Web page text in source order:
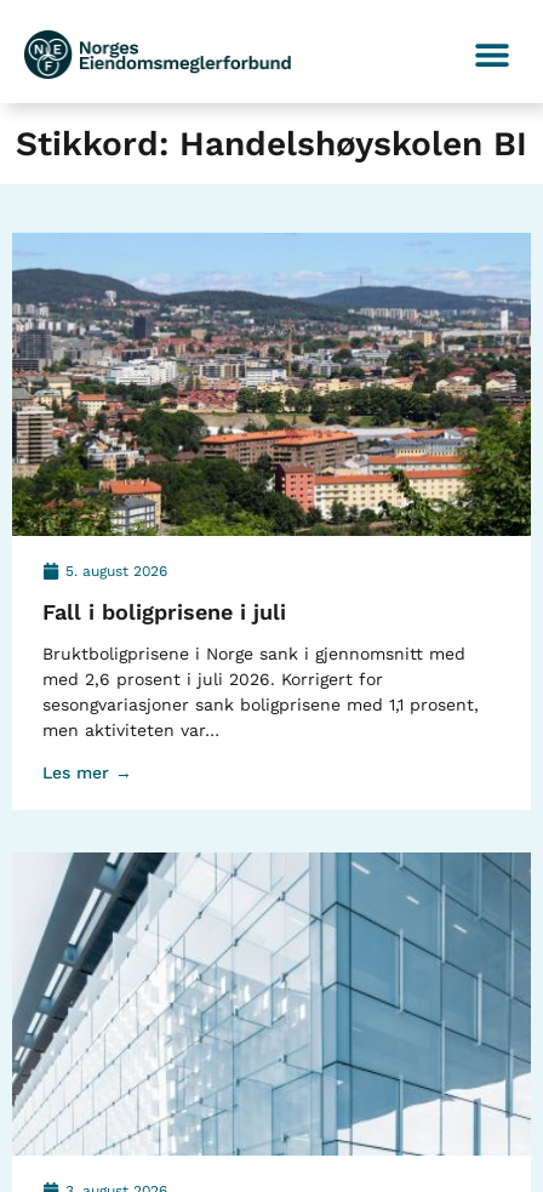
Stikkord: Handelshøyskolen BI
5. august 2026
Fall i boligprisene i juli
Bruktboligprisene i Norge sank i gjennomsnitt med
med 2,6 prosent i juli 2026. Korrigert for
sesongvariasjoner sank boligprisene med 1,1 prosent,
men aktiviteten var…
Les mer →